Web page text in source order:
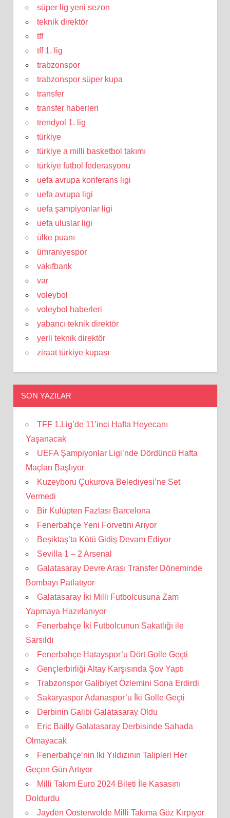
süper lig yeni sezon
teknik direktör
tff
tff 1. lig
trabzonspor
trabzonspor süper kupa
transfer
transfer haberleri
trendyol 1. lig
türkiye
türkiye a milli basketbol takımı
türkiye futbol federasyonu
uefa avrupa konferans ligi
uefa avrupa ligi
uefa şampiyonlar ligi
uefa uluslar ligi
ülke puanı
ümraniyespor
vakıfbank
var
voleybol
voleybol haberleri
yabancı teknik direktör
yerli teknik direktör
ziraat türkiye kupası
SON YAZILAR
TFF 1.Lig’de 11’inci Hafta Heyecanı
Yaşanacak
UEFA Şampiyonlar Ligi’nde Dördüncü Hafta
Maçları Başlıyor
Kuzeyboru Çukurova Belediyesi’ne Set
Vermedi
Bir Kulüpten Fazlası Barcelona
Fenerbahçe Yeni Forvetini Arıyor
Beşiktaş’ta Kötü Gidiş Devam Ediyor
Sevilla 1 – 2 Arsenal
Galatasaray Devre Arası Transfer Döneminde
Bombayı Patlatıyor
Galatasaray İki Milli Futbolcusuna Zam
Yapmaya Hazırlanıyor
Fenerbahçe İki Futbolcunun Sakatlığı ile
Sarsıldı
Fenerbahçe Hatayspor’u Dört Golle Geçti
Gençlerbirliği Altay Karşısında Şov Yaptı
Trabzonspor Galibiyet Özlemini Sona Erdirdi
Sakaryaspor Adanaspor’u İki Golle Geçti
Derbinin Galibi Galatasaray Oldu
Eric Bailly Galatasaray Derbisinde Sahada
Olmayacak
Fenerbahçe’nin İki Yıldızının Talipleri Her
Geçen Gün Artıyor
Milli Takım Euro 2024 Bileti İle Kasasını
Doldurdu
Jayden Oosterwolde Milli Takıma Göz Kırpıyor